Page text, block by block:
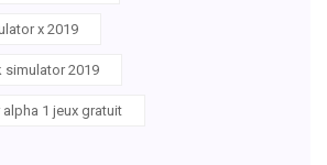
x 2019
simulator 2019
1 jeux gratuit